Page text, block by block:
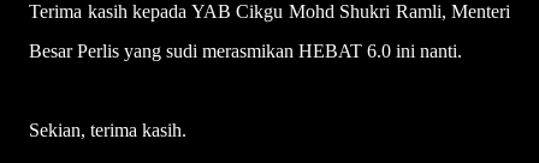
Terima kasih kepada YAB Cikgu Mohd Shukri Ramli, Menteri
Besar Perlis yang sudi merasmikan HEBAT 6.0 ini nanti.
Sekian, terima kasih.